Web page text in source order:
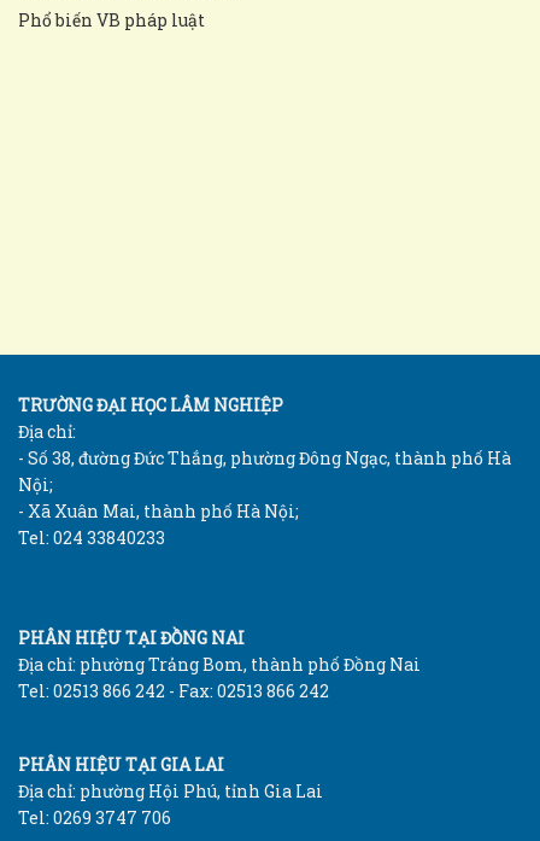
Phổ biến VB pháp luật
TRƯỜNG ĐẠI HỌC LÂM NGHIỆP
Địa chỉ:
- Số 38, đường Đức Thắng, phường Đông Ngạc, thành phố Hà
Nội;
- Xã Xuân Mai, thành phố Hà Nội;
Tel: 024 33840233
PHÂN HIỆU TẠI ĐỒNG NAI
Địa chỉ: phường Trảng Bom, thành phố Đồng Nai
Tel: 02513 866 242 - Fax: 02513 866 242
PHÂN HIỆU TẠI GIA LAI
Địa chỉ: phường Hội Phú, tỉnh Gia Lai
Tel: 0269 3747 706